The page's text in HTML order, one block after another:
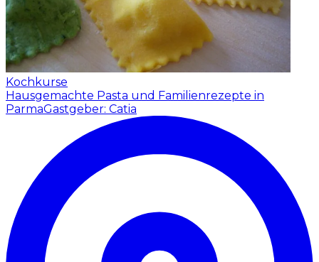
Kochkurse
Hausgemachte Pasta und Familienrezepte in
ParmaGastgeber: Catia